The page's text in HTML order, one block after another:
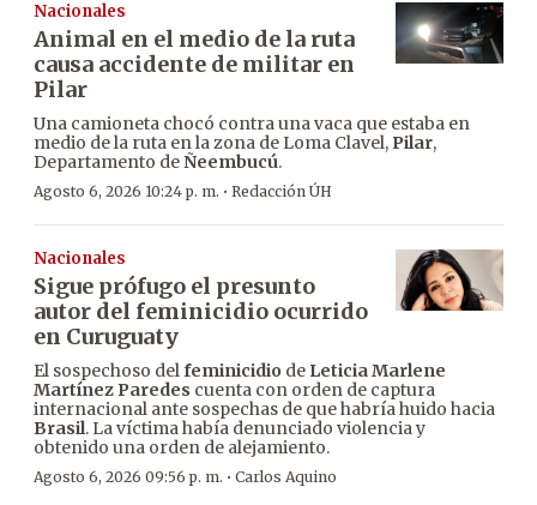
Nacionales
Animal en el medio de la ruta
causa accidente de militar en
Pilar
Una camioneta chocó contra una vaca que estaba en
medio de la ruta en la zona de Loma Clavel, Pilar,
Departamento deÑeembucú.
Agosto 6, 2026 10:24 p. m. · Redacción ÚH
Nacionales
Sigue prófugo el presunto
autor del feminicidio ocurrido
en Curuguaty
El sospechoso delfeminicidio de Leticia Marlene
Martínez Paredes cuenta con orden de captura
internacional ante sospechas de que habría huido hacia
Brasil. La víctima había denunciado violencia y
obtenido una orden de alejamiento.
Agosto 6, 2026 09:56 p. m. · Carlos Aquino